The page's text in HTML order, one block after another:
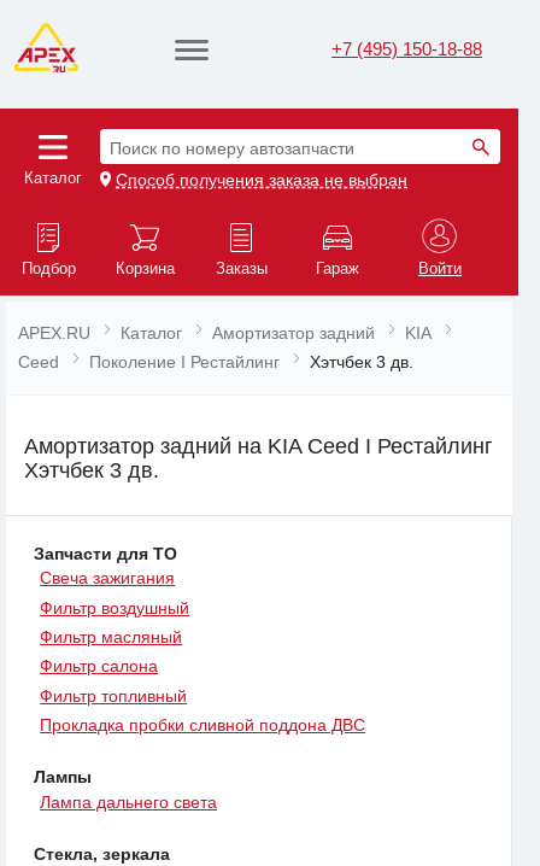
+7 (495) 150-18-88
Каталог
Поиск по номеру автозапчасти
Способ получения заказа не выбран
Подбор Корзина Заказы Гараж Войти
APEX.RU Каталог Амортизатор задний
KIA
Ceed
Поколение I Рестайлинг Хэтчбек 3 дв.
Амортизатор задний на KIA Ceed I Рестайлинг
Хэтчбек 3 дв.
Запчасти для ТО
Свеча зажигания
Фильтр воздушный
Фильтр масляный
Фильтр салона
Фильтр топливный
Прокладка пробки сливной поддона ДВС
Лампы
Лампа дальнего света
Стекла, зеркала